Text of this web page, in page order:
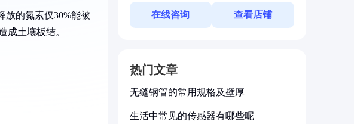
放的氮素仅30%能被
成土壤板结。
在线咨询 查看店铺
热门文章
无缝钢管的常用规格及壁厚
生活中常见的传感器有哪些呢